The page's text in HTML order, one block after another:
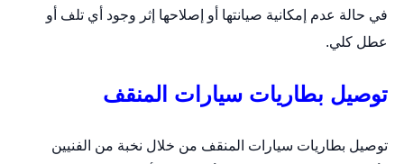
في حالة عدم إمكانية صيانتها أو إصلاحها إثر وجود أي تلف أو
عطل كلي.
توصيل بطاريات سيارات المنقف
توصيل بطاريات سيارات المنقف من خلال نخبة من الفنيين